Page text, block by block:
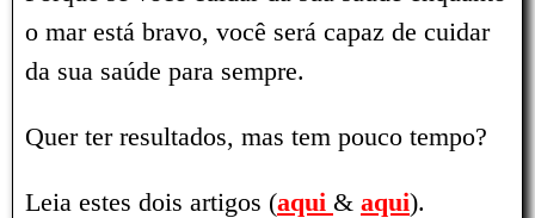
o mar está bravo, você será capaz de cuidar
da sua saúde para sempre.
Quer ter resultados, mas tem pouco tempo?
Leia estes dois artigos (aqui & aqui).